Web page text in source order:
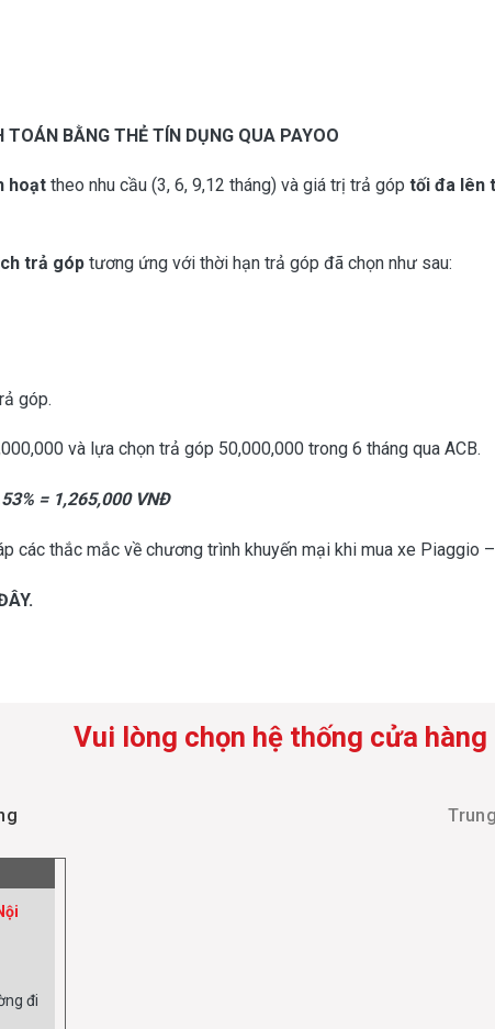
BẰNG THẺ TÍN DỤNG QUA PAYOO
hoạt theo nhu cầu (3, 6, 9,12 tháng) và giá trị trả góp tối đa lên
trả góp tương ứng với thời hạn trả góp đã chọn như sau:
góp.
và lựa chọn trả góp 50,000,000 trong 6 tháng qua ACB.
= 1,265,000 VNĐ
các thắc mắc về chương trình khuyến mại khi mua xe Piaggio
.
Vui lòng chọn hệ thống cửa hàng
đi